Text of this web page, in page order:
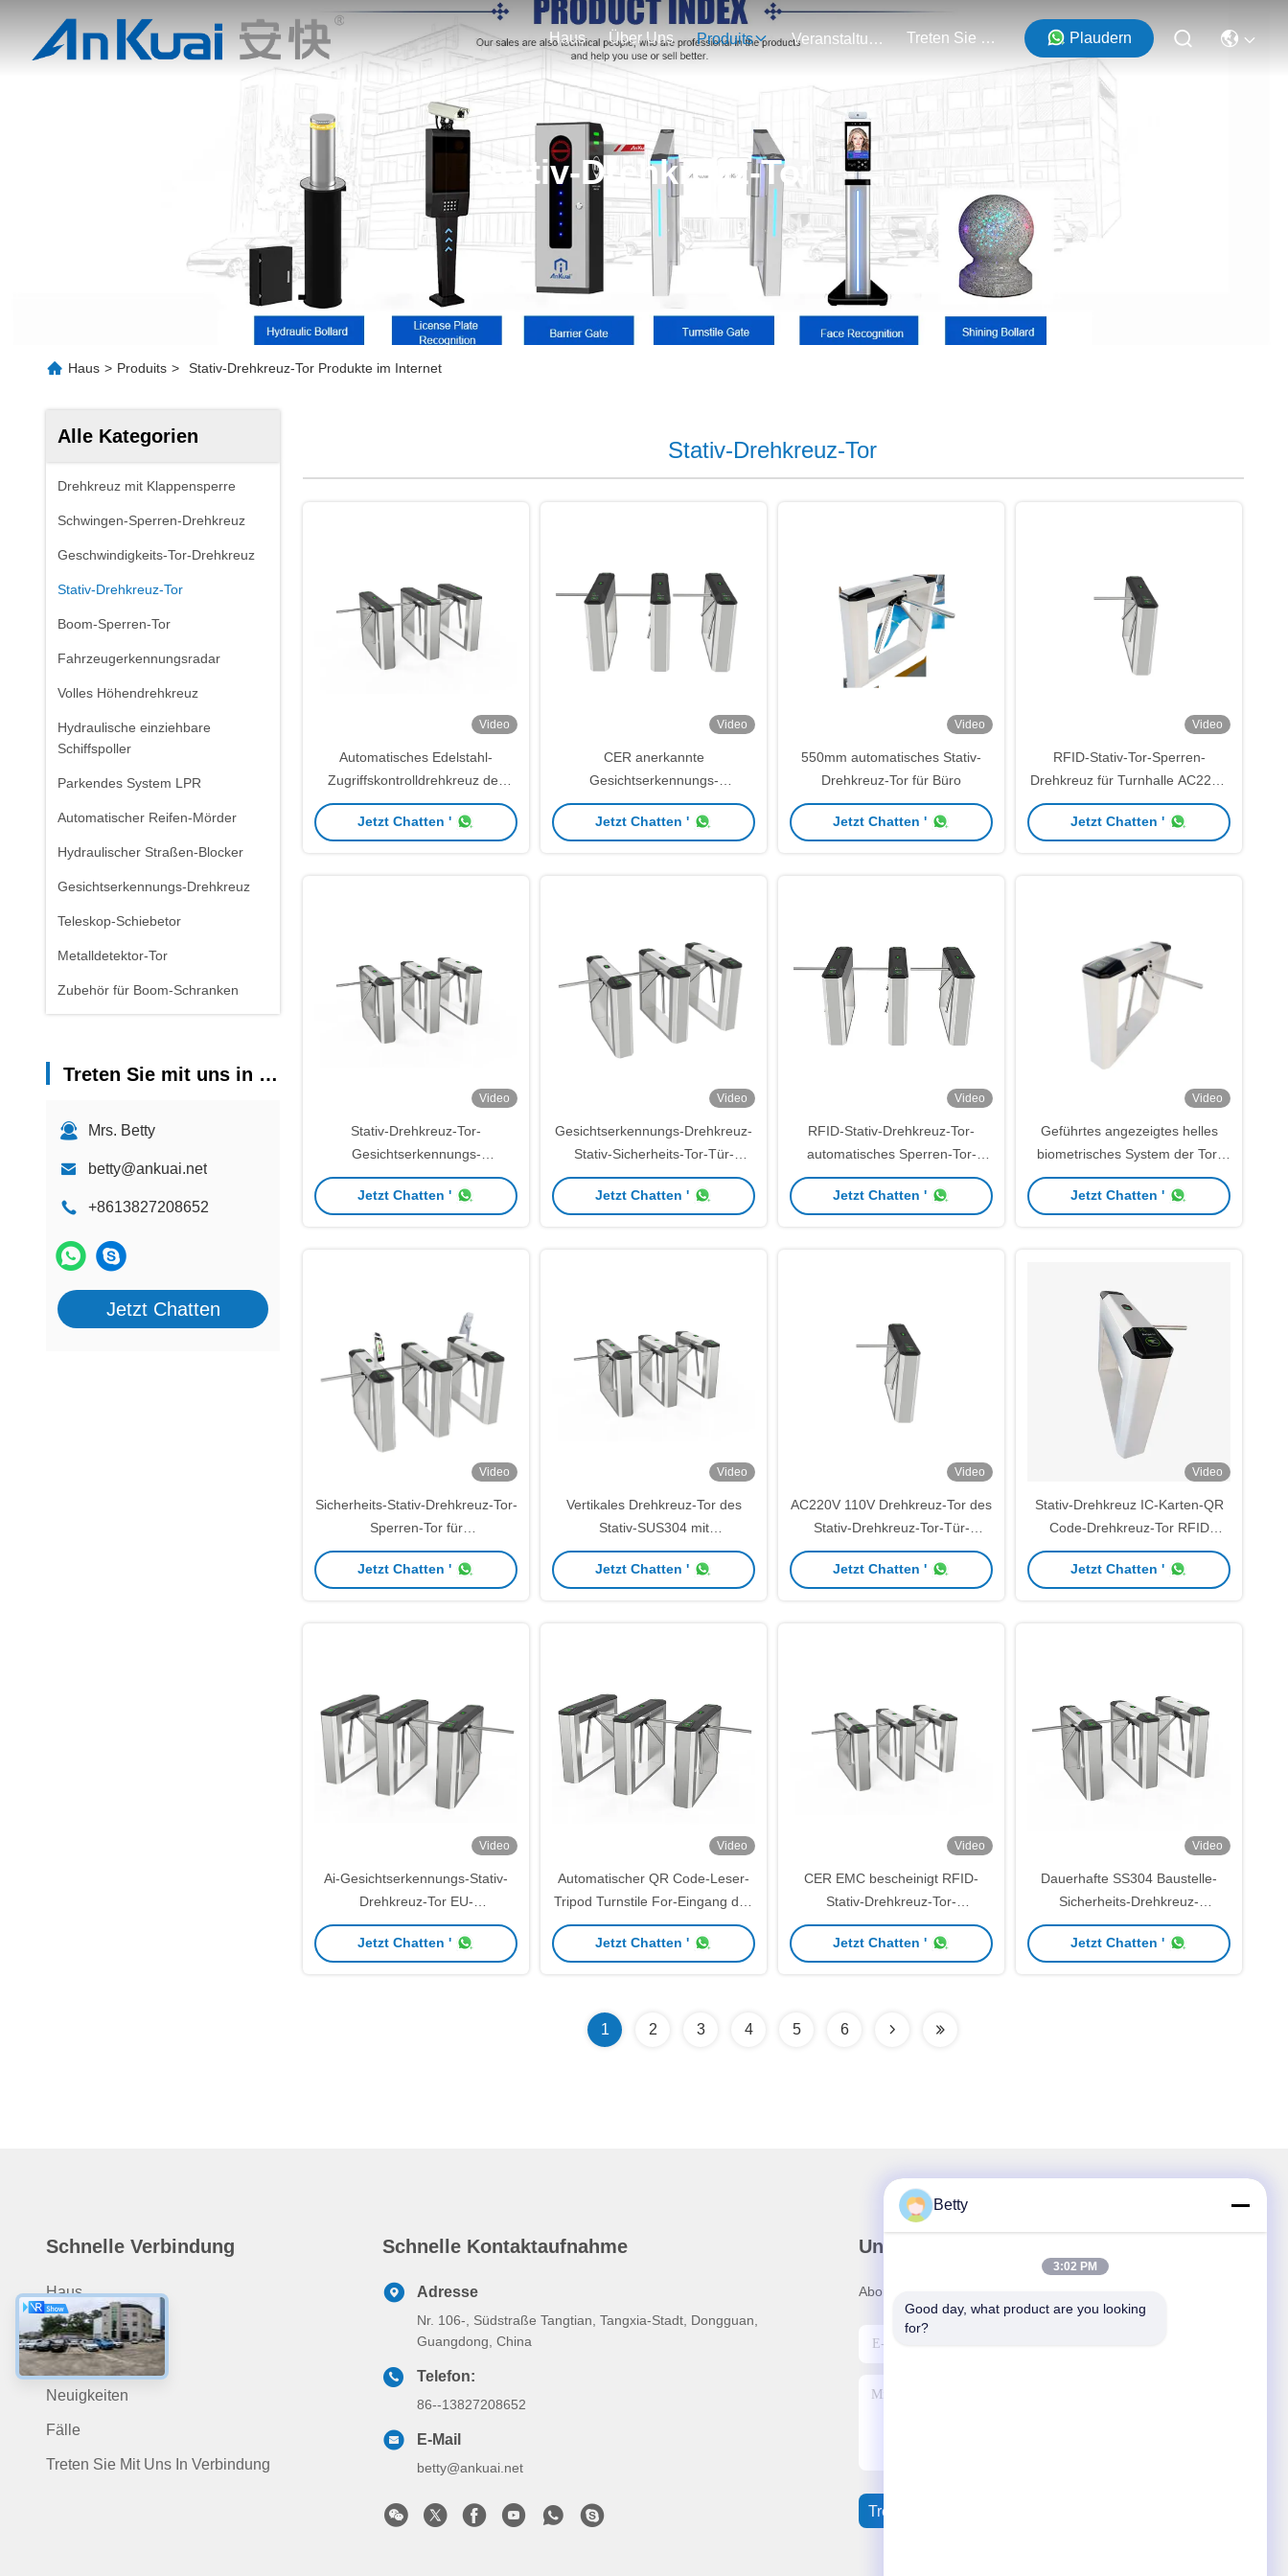
Haus Über Uns Produits Veranstaltungen Treten Sie Mit Uns In Verbindung Plaudern
Stativ-Drehkreuz-Tor
Haus > Produits > Stativ-Drehkreuz-Tor Produkte im Internet
Alle Kategorien
Drehkreuz mit Klappensperre
Schwingen-Sperren-Drehkreuz
Geschwindigkeits-Tor-Drehkreuz
Stativ-Drehkreuz-Tor
Boom-Sperren-Tor
Fahrzeugerkennungsradar
Volles Höhendrehkreuz
Hydraulische einziehbare
Schiffspoller
Parkendes System LPR
Automatischer Reifen-Mörder
Hydraulischer Straßen-Blocker
Gesichtserkennungs-Drehkreuz
Teleskop-Schiebetor
Metalldetektor-Tor
Zubehör für Boom-Schranken
Treten Sie mit uns in Verbindung
Mrs. Betty
betty@ankuai.net
+8613827208652
Jetzt Chatten
Stativ-Drehkreuz-Tor
Video
Automatisches Edelstahl-
Zugriffskontrolldrehkreuz des
Stativ-Drehkreuz-Flugsteig-304
für Eingang
Jetzt Chatten '
Video
CER anerkannte
Gesichtserkennungs-
Zugriffskontrollstativ-Drehkreuz
IC-Karten-Schlag-Maschine
Jetzt Chatten '
Video
550mm automatisches Stativ-
Drehkreuz-Tor für Büro
Jetzt Chatten '
Video
RFID-Stativ-Tor-Sperren-
Drehkreuz für Turnhalle AC220V
50HZ
Jetzt Chatten '
Video
Stativ-Drehkreuz-Tor-
Gesichtserkennungs-
Zugriffskontrolle Europas
Standard-Jual
Jetzt Chatten '
Video
Gesichtserkennungs-Drehkreuz-
Stativ-Sicherheits-Tor-Tür-
Zugriffskontrollsystem
Jetzt Chatten '
Video
RFID-Stativ-Drehkreuz-Tor-
automatisches Sperren-Tor-
System für Turnhalle
Jetzt Chatten '
Video
Geführtes angezeigtes helles
biometrisches System der Tor-
Eintritts-biometrischen
Zugangskontrolle
Jetzt Chatten '
Video
Sicherheits-Stativ-Drehkreuz-Tor-
Sperren-Tor für
Vergnügungspark
Jetzt Chatten '
Video
Vertikales Drehkreuz-Tor des
Stativ-SUS304 mit
Gesichtserkennung
Jetzt Chatten '
Video
AC220V 110V Drehkreuz-Tor des
Stativ-Drehkreuz-Tor-Tür-
Zugriffskontrollsystem-RFID
Jetzt Chatten '
Video
Stativ-Drehkreuz IC-Karten-QR
Code-Drehkreuz-Tor RFID
magnetisches für
Zugriffskontrolle
Jetzt Chatten '
Video
Ai-Gesichtserkennungs-Stativ-
Drehkreuz-Tor EU-
Standarddrehkreuz-Tür-
Zugriffskontrolle
Jetzt Chatten '
Video
Automatischer QR Code-Leser-
Tripod Turnstile For-Eingang des
hohe Sicherheits-Drehkreuz-Tor-
RFID
Jetzt Chatten '
Video
CER EMC bescheinigt RFID-
Stativ-Drehkreuz-Tor-
Fußgängerzugriffskontrolldrehkreuz
Jetzt Chatten '
Video
Dauerhafte SS304 Baustelle-
Sicherheits-Drehkreuz-
automatischer Stativ-Drehkreuz
IC-Kartenleser
Jetzt Chatten '
1 2 3 4 5 6
Schnelle Verbindung
Haus
Produits
Über Uns
Neuigkeiten
Fälle
Treten Sie Mit Uns In Verbindung
Schnelle Kontaktaufnahme
Adresse
Nr. 106-, Südstraße Tangtian, Tangxia-Stadt, Dongguan,
Guangdong, China
Telefon:
86--13827208652
E-Mail
betty@ankuai.net
Unser Newsletter
Abonnieren Sie unseren Newsletter für Rabatte und mehr.
Treten Sie Mit Uns In Verbindung
Betty
3:02 PM
Good day, what product are you looking
for?